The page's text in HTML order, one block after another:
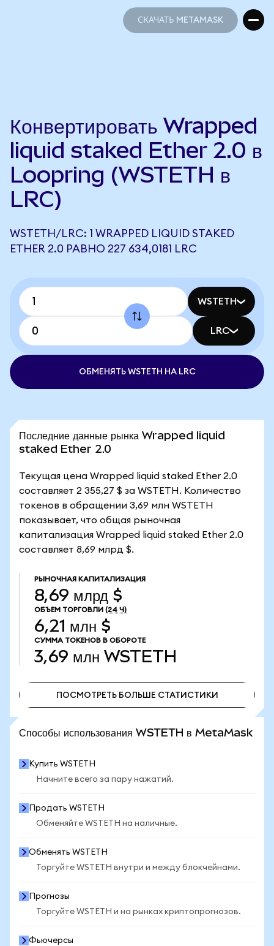
СКАЧАТЬ METAMASK
Конвертировать Wrapped
liquid staked Ether 2.0 в
Loopring (WSTETH в
LRC)
WSTETH/LRC: 1 WRAPPED LIQUID STAKED
ETHER 2.0 РАВНО 227 634,0181 LRC
WSTETH
LRC
ОБМЕНЯТЬ WSTETH НА LRC
Последние данные рынка Wrapped liquid
staked Ether 2.0
Текущая цена Wrapped liquid staked Ether 2.0
составляет 2 355,27 $ за WSTETH. Количество
токенов в обращении 3,69 млн WSTETH
показывает, что общая рыночная
капитализация Wrapped liquid staked Ether 2.0
составляет 8,69 млрд $.
РЫНОЧНАЯ КАПИТАЛИЗАЦИЯ
8,69 млрд $
ОБЪЕМ ТОРГОВЛИ (24 Ч)
6,21 млн $
СУММА ТОКЕНОВ В ОБОРОТЕ
3,69 млн WSTETH
ПОСМОТРЕТЬ БОЛЬШЕ СТАТИСТИКИ
Способы использования WSTETH в MetaMask
Купить WSTETH
Начните всего за пару нажатий.
Продать WSTETH
Обменяйте WSTETH на наличные.
Обменять WSTETH
Торгуйте WSTETH внутри и между блокчейнами.
Прогнозы
Торгуйте WSTETH и на рынках криптопрогнозов.
Фьючерсы